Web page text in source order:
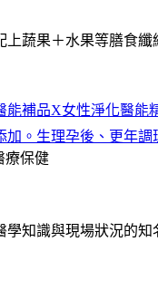
上蔬果＋水果等膳食纖
補品X女性淨化醫能
加。生理孕後、更年調
療保健
學知識與現場狀況的